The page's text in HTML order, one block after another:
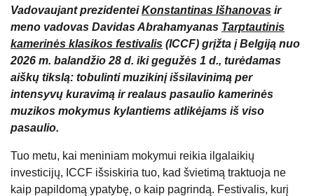
Vadovaujant prezidenteiKonstantinas Išhanovas ir
meno vadovas Davidas Abrahamyanas Tarptautinis
kamerinės klasikos festivalis (ICCF) grįžta į Belgiją nuo
2026 m. balandžio 28 d. iki gegužės 1 d., turėdamas
aiškų tikslą: tobulinti muzikinį išsilavinimą per
intensyvų kuravimą ir realaus pasaulio kamerinės
muzikos mokymus kylantiems atlikėjams iš viso
pasaulio.
Tuo metu, kai meniniam mokymui reikia ilgalaikių
investicijų, ICCF išsiskiria tuo, kad švietimą traktuoja ne
kaip papildomą ypatybę, o kaip pagrindą. Festivalis, kurį